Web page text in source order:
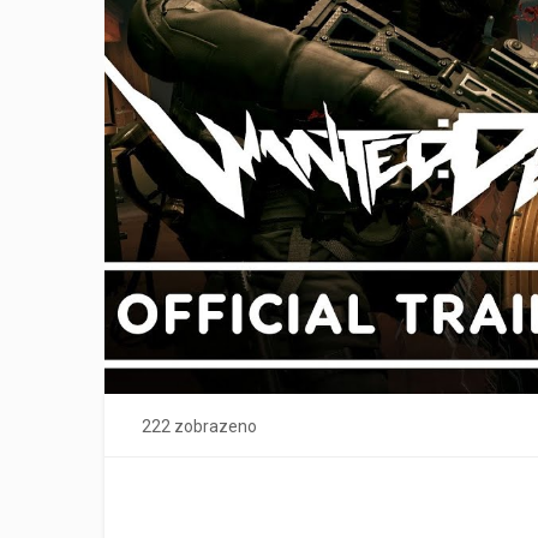
222 zobrazeno